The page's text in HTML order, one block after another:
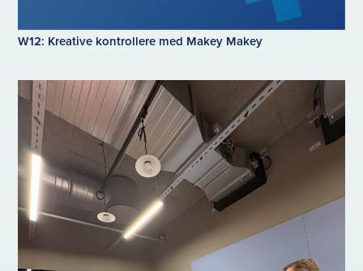
W12: Kreative kontrollere med Makey Makey